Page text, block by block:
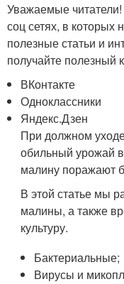
Уважаемые
соц сетях, в которых
полезные статьи и
получайте полезный
ВКонтакте
Одноклассники
Яндекс.Дзен
При должном
обильный урожай
малину поражают
В этой статье мы
малины, а также
культуру.
Бактериальные;
Вирусы и